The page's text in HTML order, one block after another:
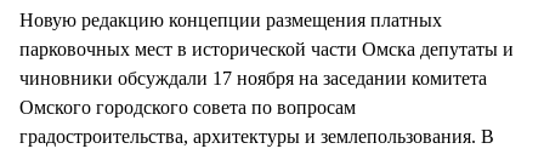
Новую редакцию концепции размещения платных
парковочных мест в исторической части Омска депутаты и
чиновники обсуждали 17 ноября на заседании комитета
Омского городского совета по вопросам
градостроительства, архитектуры и землепользования. В